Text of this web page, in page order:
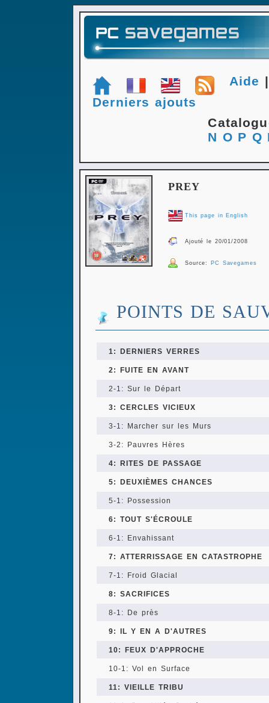
Aide
Derniers ajouts
N O P Q
PREY
This page in English
Ajouté le 20/01/2008
Source: PC Savegames
POINTS DE
1: DERNIERS VERRES
2: FUITE EN AVANT
2-1: Sur le Départ
3: CERCLES VICIEUX
3-1: Marcher sur les Murs
3-2: Pauvres Hères
4: RITES DE PASSAGE
5: DEUXIÈMES CHANCES
5-1: Possession
6: TOUT S'ÉCROULE
6-1: Envahissant
7: ATTERRISSAGE EN CATASTROPHE
7-1: Froid Glacial
8: SACRIFICES
8-1: De près
9: IL Y EN A D'AUTRES
10: FEUX D'APPROCHE
10-1: Vol en Surface
11: VIEILLE TRIBU